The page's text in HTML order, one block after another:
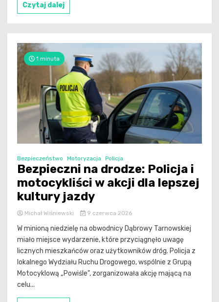
Czytaj dalej
1 minuta
Bezpieczeństwo Motoryzacja Policja
Bezpieczni na drodze: Policja i
motocykliści w akcji dla lepszej
kultury jazdy
Michał Wiśniewski 9 czerwca 2026
W minioną niedzielę na obwodnicy Dąbrowy Tarnowskiej
miało miejsce wydarzenie, które przyciągnęło uwagę
licznych mieszkańców oraz użytkowników dróg. Policja z
lokalnego Wydziału Ruchu Drogowego, wspólnie z Grupą
Motocyklową „Powiśle”, zorganizowała akcję mającą na
celu...